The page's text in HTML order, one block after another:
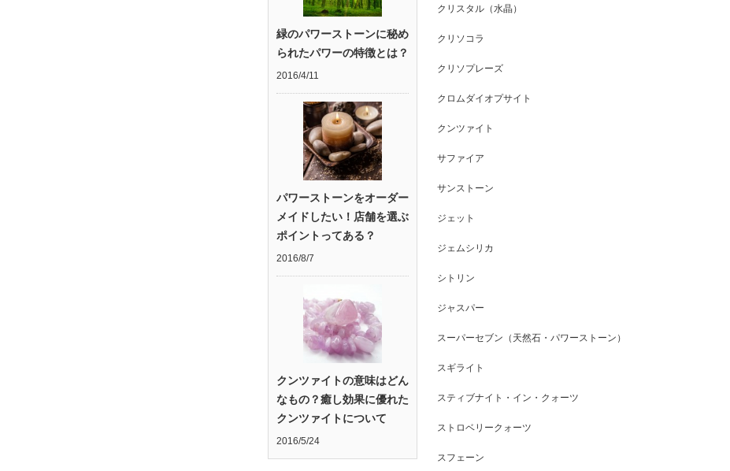
緑のパワーストーンに秘め
られたパワーの特徴とは？
2016/4/11
パワーストーンをオーダー
メイドしたい！店舗を選ぶ
ポイントってある？
2016/8/7
クンツァイトの意味はどん
なもの？癒し効果に優れた
クンツァイトについて
2016/5/24
クリスタル（水晶）
クリソコラ
クリソプレーズ
クロムダイオプサイト
クンツァイト
サファイア
サンストーン
ジェット
ジェムシリカ
シトリン
ジャスパー
スーパーセブン（天然石・パワーストーン）
スギライト
スティブナイト・イン・クォーツ
ストロベリークォーツ
スフェーン